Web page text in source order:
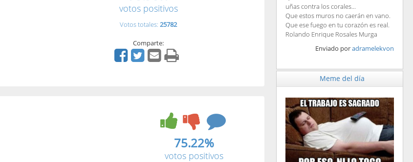
votos positivos
Votos totales:25782
Comparte:
75.22%
votos positivos
uñas contra los corales...
Que estos muros no caerán en vano.
Que ese fuego en tu corazón es real.
Rolando Enrique Rosales Murga
Enviado poradramelekvon
Meme del día